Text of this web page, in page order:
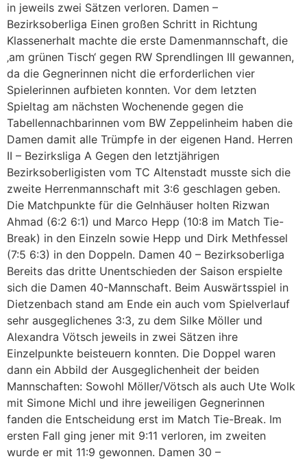
in jeweils zwei Sätzen verloren. Damen –
Bezirksoberliga Einen großen Schritt in Richtung
Klassenerhalt machte die erste Damenmannschaft, die
‚am grünen Tisch‘ gegen RW Sprendlingen III gewannen,
da die Gegnerinnen nicht die erforderlichen vier
Spielerinnen aufbieten konnten. Vor dem letzten
Spieltag am nächsten Wochenende gegen die
Tabellennachbarinnen vom BW Zeppelinheim haben die
Damen damit alle Trümpfe in der eigenen Hand. Herren
II – Bezirksliga A Gegen den letztjährigen
Bezirksoberligisten vom TC Altenstadt musste sich die
zweite Herrenmannschaft mit 3:6 geschlagen geben.
Die Matchpunkte für die Gelnhäuser holten Rizwan
Ahmad (6:2 6:1) und Marco Hepp (10:8 im Match Tie-
Break) in den Einzeln sowie Hepp und Dirk Methfessel
(7:5 6:3) in den Doppeln. Damen 40 – Bezirksoberliga
Bereits das dritte Unentschieden der Saison erspielte
sich die Damen 40-Mannschaft. Beim Auswärtsspiel in
Dietzenbach stand am Ende ein auch vom Spielverlauf
sehr ausgeglichenes 3:3, zu dem Silke Möller und
Alexandra Vötsch jeweils in zwei Sätzen ihre
Einzelpunkte beisteuern konnten. Die Doppel waren
dann ein Abbild der Ausgeglichenheit der beiden
Mannschaften: Sowohl Möller/Vötsch als auch Ute Wolk
mit Simone Michl und ihre jeweiligen Gegnerinnen
fanden die Entscheidung erst im Match Tie-Break. Im
ersten Fall ging jener mit 9:11 verloren, im zweiten
wurde er mit 11:9 gewonnen. Damen 30 –